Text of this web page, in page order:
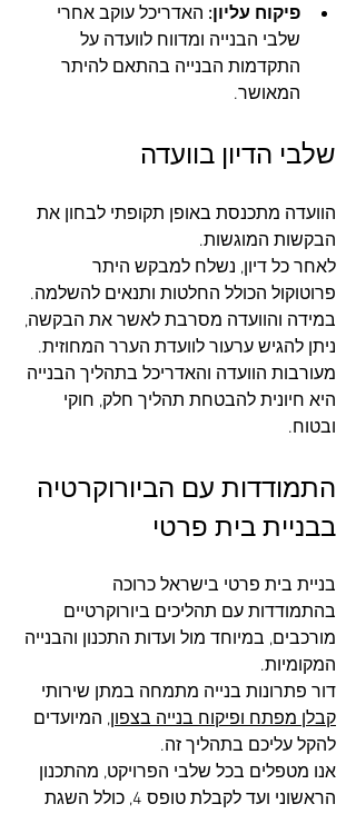
פיקוח עליון: האדריכל עוקב אחרי
שלבי הבנייה ומדווח לוועדה על
התקדמות הבנייה בהתאם להיתר
המאושר.
שלבי הדיון בוועדה
הוועדה מתכנסת באופן תקופתי לבחון את
הבקשות המוגשות.
לאחר כל דיון, נשלח למבקש היתר
פרוטוקול הכולל החלטות ותנאים להשלמה.
במידה והוועדה מסרבת לאשר את הבקשה,
ניתן להגיש ערעור לוועדת הערר המחוזית.
מעורבות הוועדה והאדריכל בתהליך הבנייה
היא חיונית להבטחת תהליך חלק, חוקי
ובטוח.
התמודדות עם הביורוקרטיה
בבניית בית פרטי
בניית בית פרטי בישראל כרוכה
בהתמודדות עם תהליכים ביורוקרטיים
מורכבים, במיוחד מול ועדות התכנון והבנייה
המקומיות.
דור פתרונות בנייה מתמחה במתן שירותי
קבלן מפתח ופיקוח בנייה בצפון, המיועדים
להקל עליכם בתהליך זה.
אנו מטפלים בכל שלבי הפרויקט, מהתכנון
הראשוני ועד לקבלת טופס 4, כולל השגת